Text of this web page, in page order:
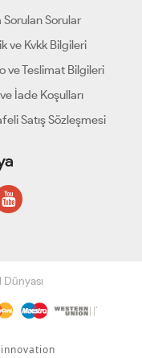
Sorulan Sorular
ve Kvkk Bilgileri
ve Teslimat Bilgileri
İade Koşulları
Satış Sözleşmesi